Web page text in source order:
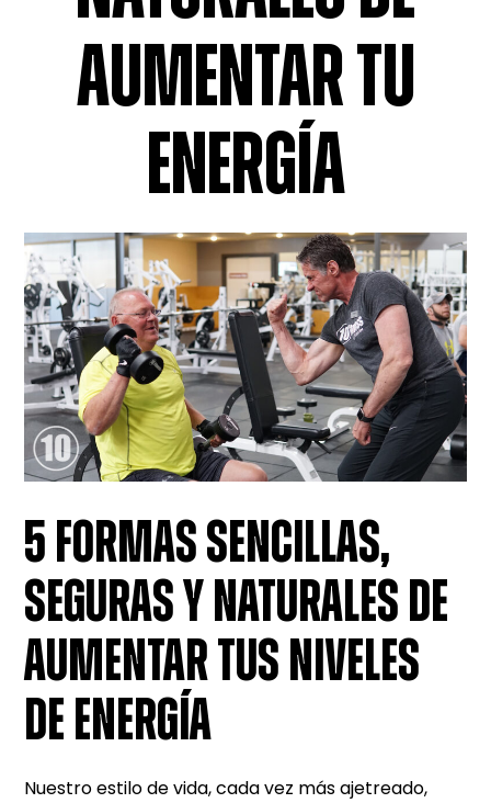
AUMENTAR TU
ENERGÍA
5 FORMAS SENCILLAS,
SEGURAS Y NATURALES DE
AUMENTAR TUS NIVELES
DE ENERGÍA
Nuestro estilo de vida, cada vez más ajetreado,